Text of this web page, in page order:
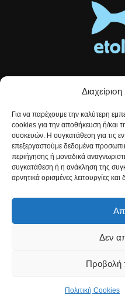
Για να παρέχουμε την καλύτερη
cookies για την αποθήκευση ή/και
συσκευών. Η συγκατάθεση για τις
επεξεργαστούμε δεδομένα
περιήγησης ή μοναδικά
συγκατάθεση ή η ανάκληση της
αρνητικά ορισμένες λειτουργίες και
Δεν
Προβολή
Πολιτική Cookies
Τοπικές ειδήσεις, αναλύσεις
Αρθρογραφία που συνδέει,
Επικοινωνήστε μαζί μας:
© Developed byChristos